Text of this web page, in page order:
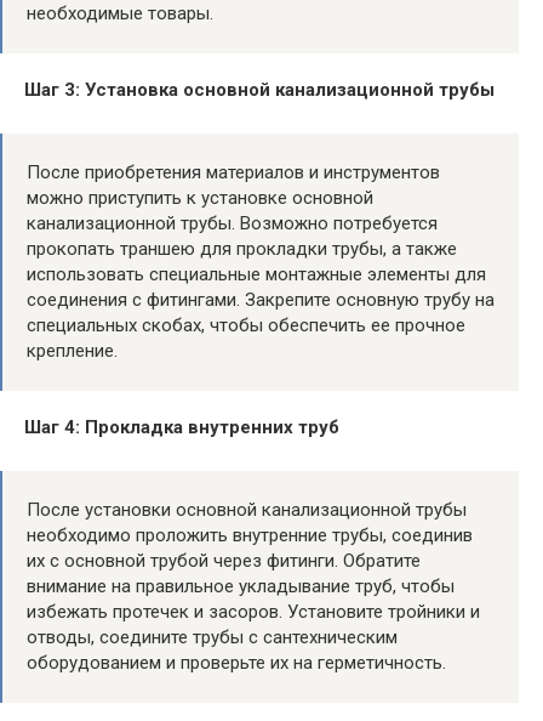
необходимые товары.
Шаг 3: Установка основной канализационной трубы
После приобретения материалов и инструментов
можно приступить к установке основной
канализационной трубы. Возможно потребуется
прокопать траншею для прокладки трубы, а также
использовать специальные монтажные элементы для
соединения с фитингами. Закрепите основную трубу на
специальных скобах, чтобы обеспечить ее прочное
крепление.
Шаг 4: Прокладка внутренних труб
После установки основной канализационной трубы
необходимо проложить внутренние трубы, соединив
их с основной трубой через фитинги. Обратите
внимание на правильное укладывание труб, чтобы
избежать протечек и засоров. Установите тройники и
отводы, соедините трубы с сантехническим
оборудованием и проверьте их на герметичность.